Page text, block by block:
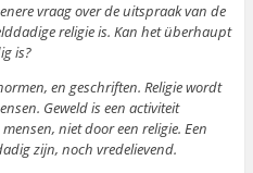
vraag over de uitspraak van de
religie is. Kan het überhaupt
is?
en geschriften. Religie wordt
Geweld is een activiteit
niet door een religie. Een
zijn, noch vredelievend.